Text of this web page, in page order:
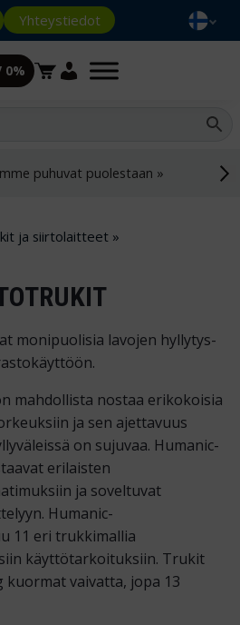
Yhteystiedot
0%
puhuvat puolestaan »
ja siirtolaitteet »
monipuolisia lavojen hyllytys-
mahdollista nostaa erikokoisia
ja sen ajettavuus
on sujuvaa. Humanic-
erilaisten
ja soveltuvat
Humanic-
11 eri trukkimallia
käyttötarkoituksiin. Trukit
kuormat vaivatta, jopa 13